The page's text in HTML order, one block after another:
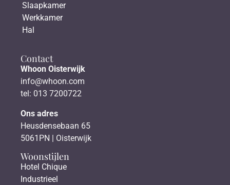
Slaapkamer
Werkkamer
Hal
Contact
Whoon Oisterwijk
info@whoon.com
tel: 013 7200722
Ons adres
Heusdensebaan 65
5061PN | Oisterwijk
Woonstijlen
Hotel Chique
Industrieel